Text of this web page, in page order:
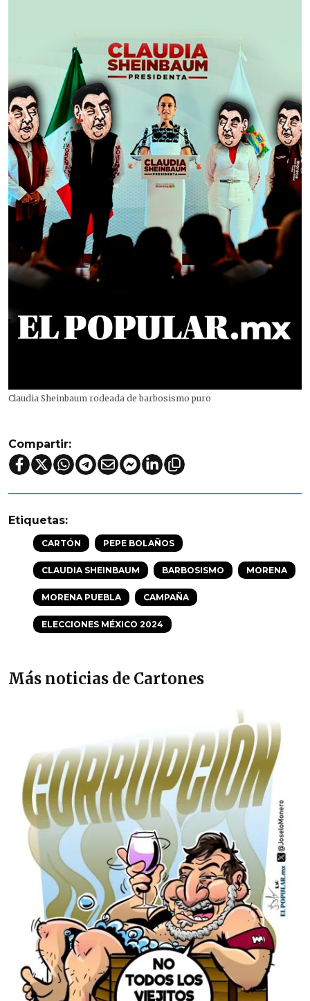
Claudia Sheinbaum rodeada de barbosismo puro
Compartir:
Etiquetas:
CARTÓN PEPE BOLAÑOS
CLAUDIA SHEINBAUM BARBOSISMO MORENA
MORENA PUEBLA CAMPAÑA
ELECCIONES MÉXICO 2024
Más noticias de Cartones